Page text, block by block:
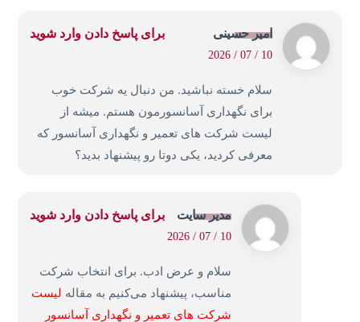
امیر حسینی
10 / 07 / 2026
سلام خسته نباشید. من دنبال یه شرکت خوب
برای نگهداری آسانسورمون هستم. میشه از
لیست شرکت های تعمیر و نگهداری آسانسور که
معرفی کردید، یکی دوتا رو پیشنهاد بدید؟
برای پاسخ دادن وارد شوید
مدیر سایت
10 / 07 / 2026
سلام و عرض ادب. برای انتخاب شرکت
مناسب، پیشنهاد می‌کنیم به مقاله لیست
شرکت های تعمیر و نگهداری آسانسور
برای پاسخ دادن وارد شوید